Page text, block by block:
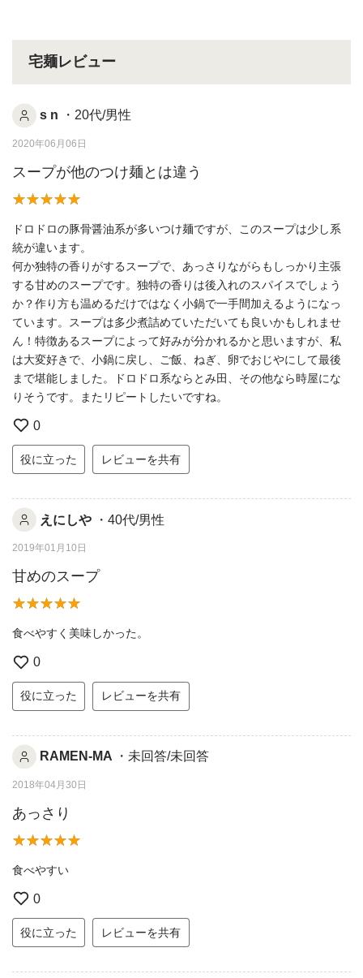
宅麺レビュー
s n ・20代/男性
2020年06月06日
スープが他のつけ麺とは違う
ドロドロの豚骨醤油系が多いつけ麺ですが、このスープは少し系
統が違います。
何か独特の香りがするスープで、あっさりながらもしっかり主張
する甘めのスープです。独特の香りは後入れのスパイスでしょう
か？作り方も温めるだけではなく小鍋で一手間加えるようになっ
ています。スープは多少煮詰めていただいても良いかもしれませ
ん！特徴あるスープによって好みが分かれるかと思いますが、私
は大変好きで、小鍋に戻し、ご飯、ねぎ、卵でおじやにして最後
まで堪能しました。ドロドロ系ならとみ田、その他なら時屋にな
りそうです。またリピートしたいですね。
0
役に立った レビューを共有
えにしや ・40代/男性
2019年01月10日
甘めのスープ
食べやすく美味しかった。
0
役に立った レビューを共有
RAMEN-MA ・未回答/未回答
2018年04月30日
あっさり
食べやすい
0
役に立った レビューを共有